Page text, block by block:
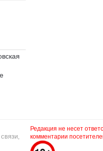
Редакция не несет
комментарии